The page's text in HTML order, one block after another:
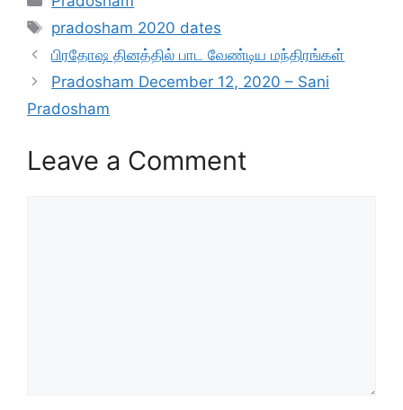
Tags
pradosham 2020 dates
பிரதோஷ தினத்தில் பாட வேண்டிய மந்திரங்கள்
Pradosham December 12, 2020 – Sani
Pradosham
Leave a Comment